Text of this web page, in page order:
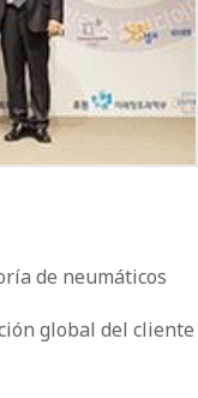
de neumáticos
global del cliente